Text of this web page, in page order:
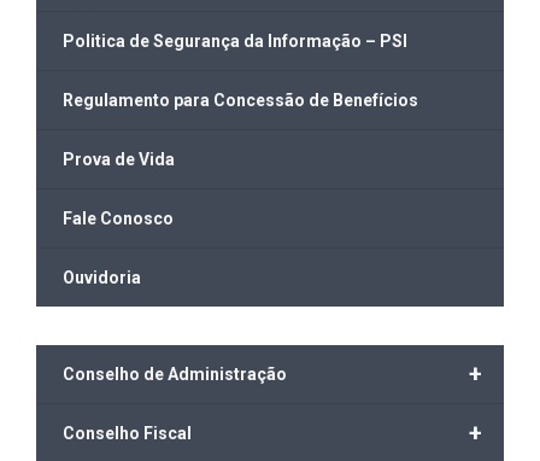
Politica de Segurança da Informação – PSI
Regulamento para Concessão de Benefícios
Prova de Vida
Fale Conosco
Ouvidoria
+
Conselho de Administração
+
Conselho Fiscal